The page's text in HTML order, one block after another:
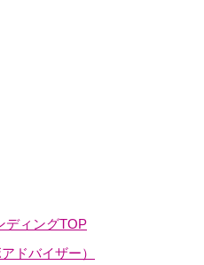
ディングTOP
ドバイザー）